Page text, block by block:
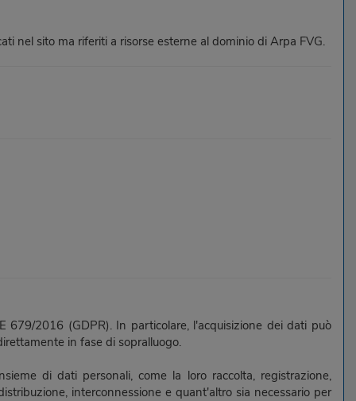
nel sito ma riferiti a risorse esterne al dominio di Arpa FVG.
679/2016 (GDPR). In particolare, l'acquisizione dei dati può
in fase di sopralluogo.
di dati personali, come la loro raccolta, registrazione,
interconnessione e quant'altro sia necessario per